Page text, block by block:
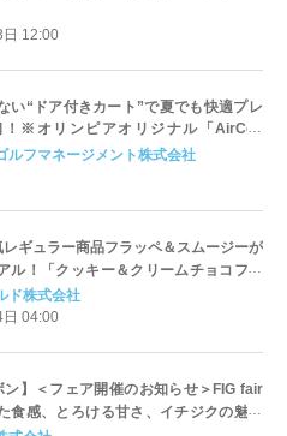
ール 8月6日(木)より順次スタート
12:00
い“ドア付きカート”で夏でも快適プレ
オリンピアオリジナル「AirCon
カート）」導入 | ＰＧＭ
ルフマネージメント株式会社
ギュラー商品フラッペ＆スムージーが
ル！「クッキー＆クリームチョコフラ
ースムージー」8月5日（水）から販売
ド株式会社
04:00
ン】＜フェア開催のお知らせ＞FIG fair
食感、とろける甘さ、イチジクの魅力